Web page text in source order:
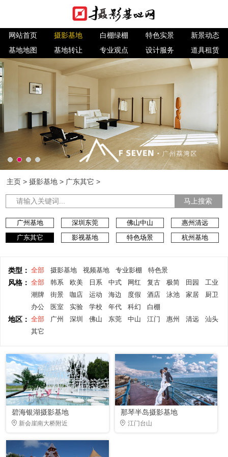
网站首页 摄影基地 白棚绿棚 特色实景
新景动态
基地地图
基地转让 专业观点 设计服务 道具租赁
主页 >摄影基地 > 广东其它 >
马上搜索
广州基地 深圳东莞 佛山中山
惠州清远
广东其它
影视基地 特色场景 杭州基地
类型： 全部 摄影基地 视频基地 专业影棚 特色景
风格： 全部 韩系 欧美 日系 中式 网红 复古 极简 田园
工业
潮牌
街景 咖店 运动 海边 度假 酒店 泳池 家居
厨卫
办公
医室 实验 学校 年代 科幻 白棚
地区： 全部 广州 深圳 佛山 东莞 中山 江门 惠州 清远
汕头
其它
碧海银湖摄影基地
新会崖南大桥附近
那琴半岛摄影基地
江门台山